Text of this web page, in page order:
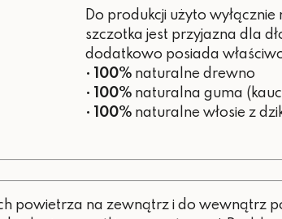
Do produkcji użyto
szczotka jest przyjazna dla
dodatkowo posiada
• 100% naturalne drewno
• 100% naturalna guma
• 100% naturalne włosie z
powietrza na zewnątrz i do wewnątrz